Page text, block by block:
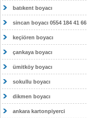
batıkent boyacı
sincan boyacı 0554 184 41 66
keçiören boyacı
çankaya boyacı
ümitköy boyacı
sokullu boyacı
dikmen boyacı
ankara kartonpiyerci